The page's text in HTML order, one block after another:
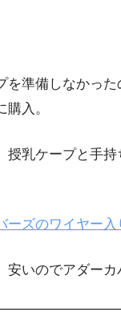
を準備しなかっ
入。
授乳ケープと手
ーズのワイヤー
安いのでアダーカ